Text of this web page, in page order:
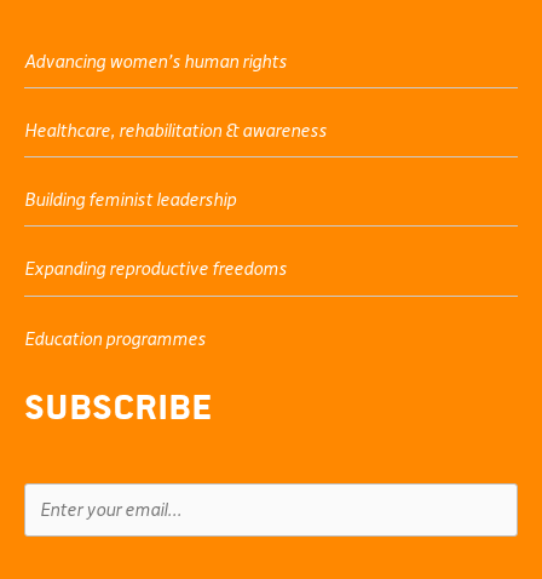
Advancing women’s human rights
Healthcare, rehabilitation & awareness
Building feminist leadership
Expanding reproductive freedoms
Education programmes
Subscribe